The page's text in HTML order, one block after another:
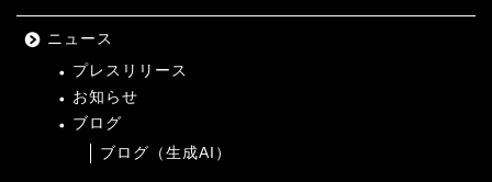
ニュース
プレスリリース
お知らせ
ブログ
ブログ（生成AI）